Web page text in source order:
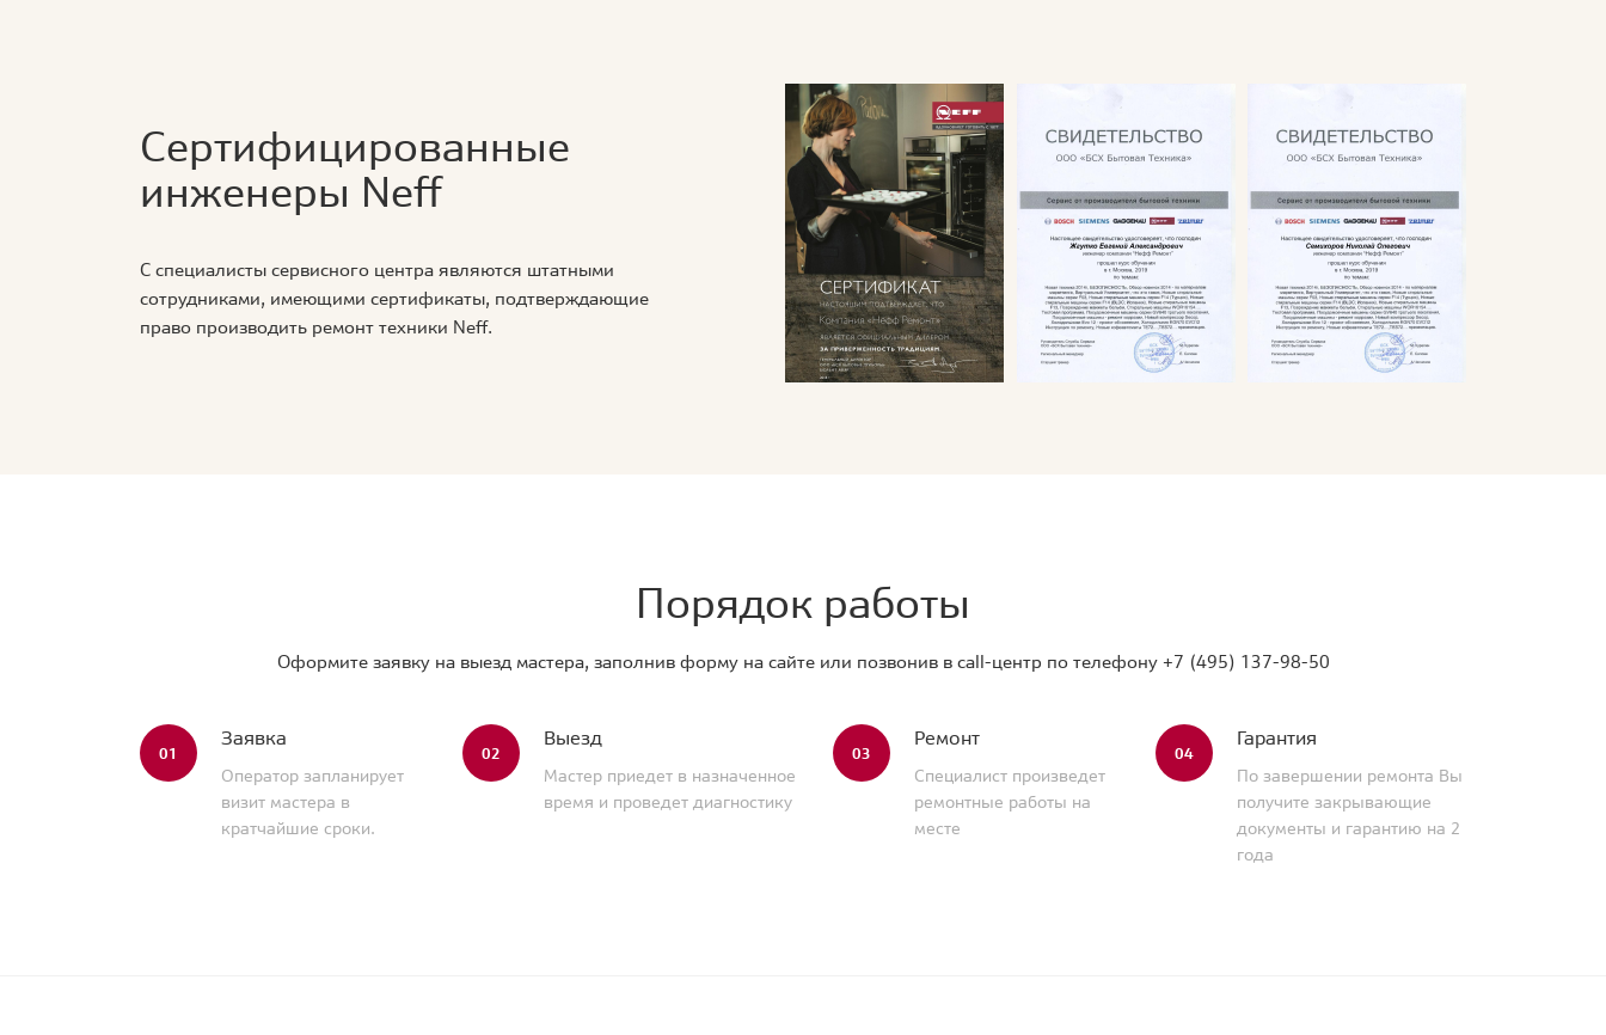
Сертифицированные
инженеры Neff
С специалисты сервисного центра являются штатными
сотрудниками, имеющими сертификаты, подтверждающие
право производить ремонт техники Neff.
Порядок работы
Оформите заявку на выезд мастера, заполнив форму на сайте или позвонив в call-центр по телефону +7 (495) 137-98-50
01
Заявка
Оператор запланирует
визит мастера в
кратчайшие сроки.
02
Выезд
Мастер приедет в назначенное
время и проведет диагностику
03
Ремонт
Специалист произведет
ремонтные работы на
месте
04
Гарантия
По завершении ремонта Вы
получите закрывающие
документы и гарантию на 2
года